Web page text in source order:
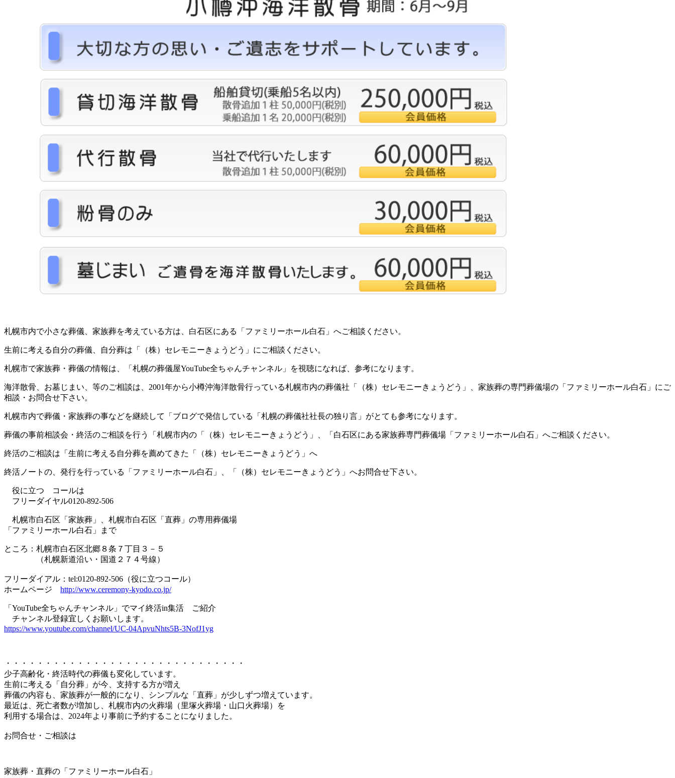
札幌市内で小さな葬儀、家族葬を考えている方は、白石区にある「ファミリーホール白石」へご相談ください。
生前に考える自分の葬儀、自分葬は「（株）セレモニーきょうどう」にご相談ください。
札幌市で家族葬・葬儀の情報は、「札幌の葬儀屋YouTube全ちゃんチャンネル」を視聴になれば、参考になります。
海洋散骨、お墓じまい、等のご相談は、2001年から小樽沖海洋散骨行っている札幌市内の葬儀社「（株）セレモニーきょうどう」、家族葬の専門葬儀場の「ファミリーホール白石」にご
相談・お問合せ下さい。
札幌市内で葬儀・家族葬の事などを継続して「ブログで発信している「札幌の葬儀社社長の独り言」がとても参考になります。
葬儀の事前相談会・終活のご相談を行う「札幌市内の「（株）セレモニーきょうどう」、「白石区にある家族葬専門葬儀場「ファミリーホール白石」へご相談ください。
終活のご相談は「生前に考える自分葬を薦めてきた「（株）セレモニーきょうどう」へ
終活ノートの、発行を行っている「ファミリーホール白石」、「（株）セレモニーきょうどう」へお問合せ下さい。
役に立つ コールは
フリーダイヤル0120-892-506
札幌市白石区「家族葬」、札幌市白石区「直葬」の専用葬儀場
「ファミリーホール白石」まで
ところ：札幌市白石区北郷８条７丁目３－５
（札幌新道沿い・国道２７４号線）
フリーダイアル：tel:0120-892-506（役に立つコール）
ホームページ http://www.ceremony-kyodo.co.jp/
「YouTube全ちゃんチャンネル」でマイ終活in集活 ご紹介
チャンネル登録宜しくお願いします。
https://www.youtube.com/channel/UC-04ApvuNhts5B-3NofJ1yg
・・・・・・・・・・・・・・・・・・・・・・・・・・・・・・
少子高齢化・終活時代の葬儀も変化しています。
生前に考える「自分葬」が今、支持する方が増え
葬儀の内容も、家族葬が一般的になり、シンプルな「直葬」が少しずつ増えています。
最近は、死亡者数が増加し、札幌市内の火葬場（里塚火葬場・山口火葬場）を
利用する場合は、2024年より事前に予約することになりました。
お問合せ・ご相談は
家族葬・直葬の「ファミリーホール白石」